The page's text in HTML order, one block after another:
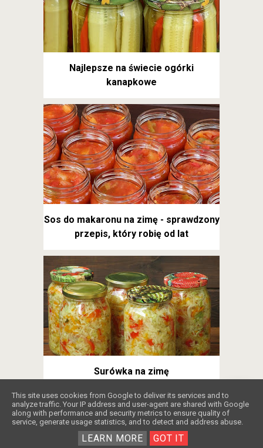
Najlepsze na świecie ogórki
kanapkowe
Sos do makaronu na zimę - sprawdzony
przepis, który robię od lat
Surówka na zimę
2026 Obżarciuch.Blogger.Wspierają Nas
This site uses cookies from Google to deliver its services and to
analyze traffic. Your IP address and user-agent are shared with Google
along with performance and security metrics to ensure quality of
service, generate usage statistics, and to detect and address abuse.
LEARN MORE GOT IT